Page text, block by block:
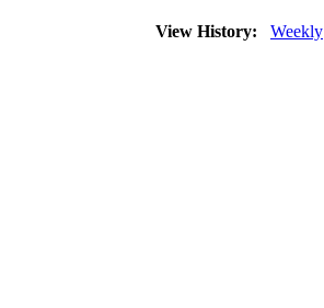
View History: Weekly